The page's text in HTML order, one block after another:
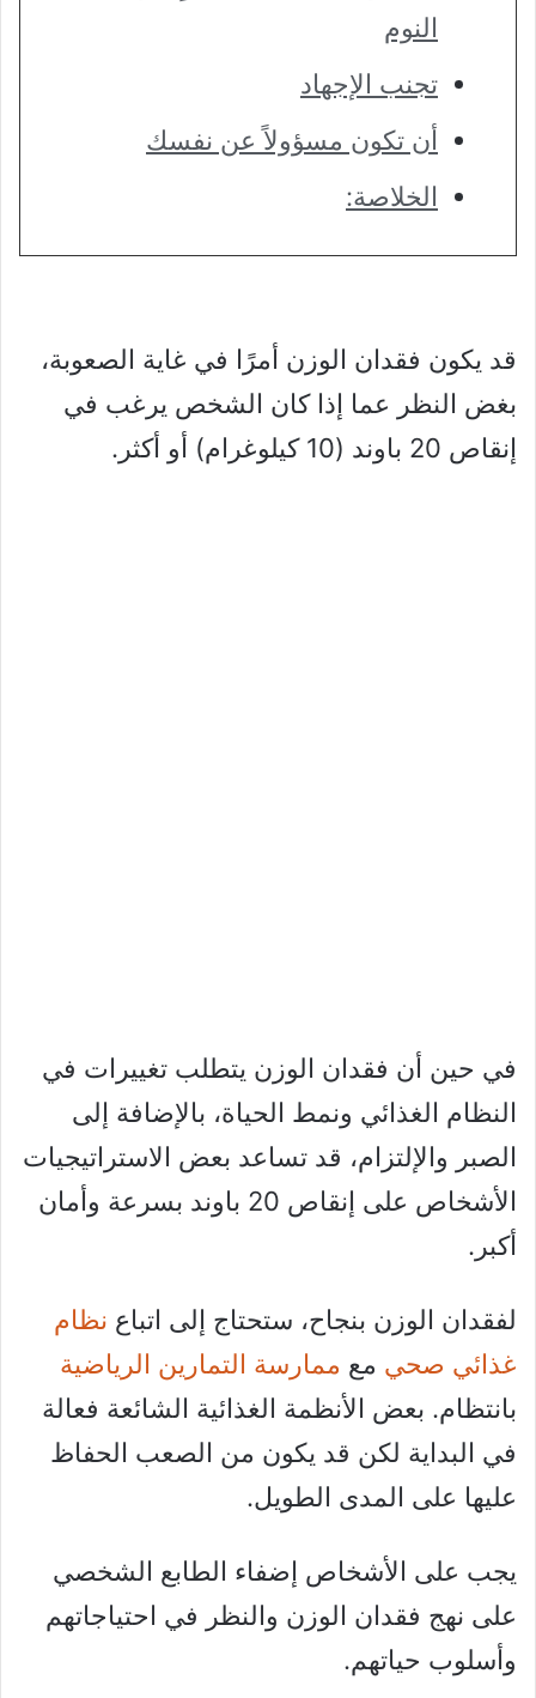
النوم
تجنب الإجهاد
أن تكون مسؤولاً عن نفسك
الخلاصة:
قد يكون فقدان الوزن أمرًا في غاية الصعوبة،
بغض النظر عما إذا كان الشخص يرغب في
إنقاص 20 باوند (10 كيلوغرام) أو أكثر.
في حين أن فقدان الوزن يتطلب تغييرات في
النظام الغذائي ونمط الحياة، بالإضافة إلى
الصبر والإلتزام، قد تساعد بعض الاستراتيجيات
الأشخاص على إنقاص 20 باوند بسرعة وأمان
أكبر.
لفقدان الوزن بنجاح، ستحتاج إلى اتباع نظام
غذائي صحي مع ممارسة التمارين الرياضية
بانتظام. بعض الأنظمة الغذائية الشائعة فعالة
في البداية لكن قد يكون من الصعب الحفاظ
عليها على المدى الطويل.
يجب على الأشخاص إضفاء الطابع الشخصي
على نهج فقدان الوزن والنظر في احتياجاتهم
وأسلوب حياتهم.